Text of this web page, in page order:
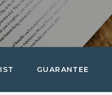
GUARANTEE